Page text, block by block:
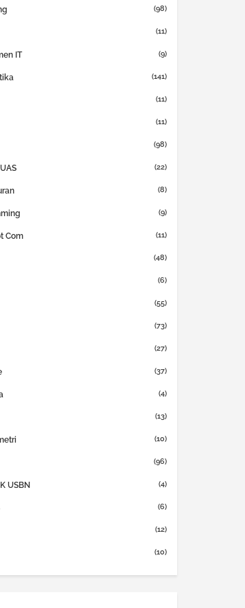
(98)
(11)
IT (9)
(141)
(11)
(11)
(98)
(22)
(8)
(9)
Com (11)
(48)
(6)
(55)
(73)
(27)
(37)
(4)
(13)
(10)
(96)
USBN (4)
(6)
(12)
(10)